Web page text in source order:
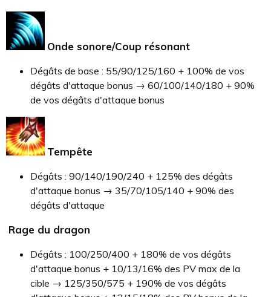
Onde sonore/Coup résonant
Dégâts de base : 55/90/125/160 + 100% de vos
dégâts d'attaque bonus → 60/100/140/180 + 90%
de vos dégâts d'attaque bonus
Tempête
Dégâts : 90/140/190/240 + 125% des dégâts
d'attaque bonus → 35/70/105/140 + 90% des
dégâts d'attaque
Rage du dragon
Dégâts : 100/250/400 + 180% de vos dégâts
d'attaque bonus + 10/13/16% des PV max de la
cible → 125/350/575 + 190% de vos dégâts